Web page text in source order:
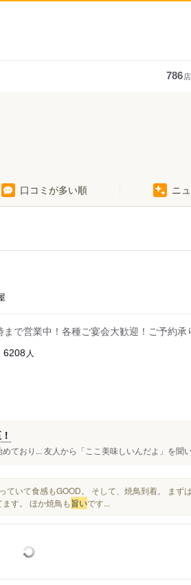
786
口コミが多い順 ニ
まで営業中！各種ご宴会大歓迎！ご予約
6208 人
ており... 友人から「ここ美味しいんだよ」を聞
ていて食感もGOOD。 そして、焼鳥到着。 まずは
す。 ほか焼鳥も 旨いです...